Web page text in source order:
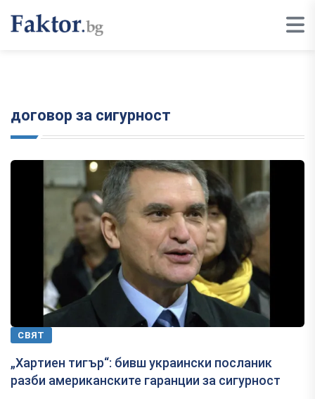
договор за сигурност
СВЯТ
„Хартиен тигър“: бивш украински посланик
разби американските гаранции за сигурност